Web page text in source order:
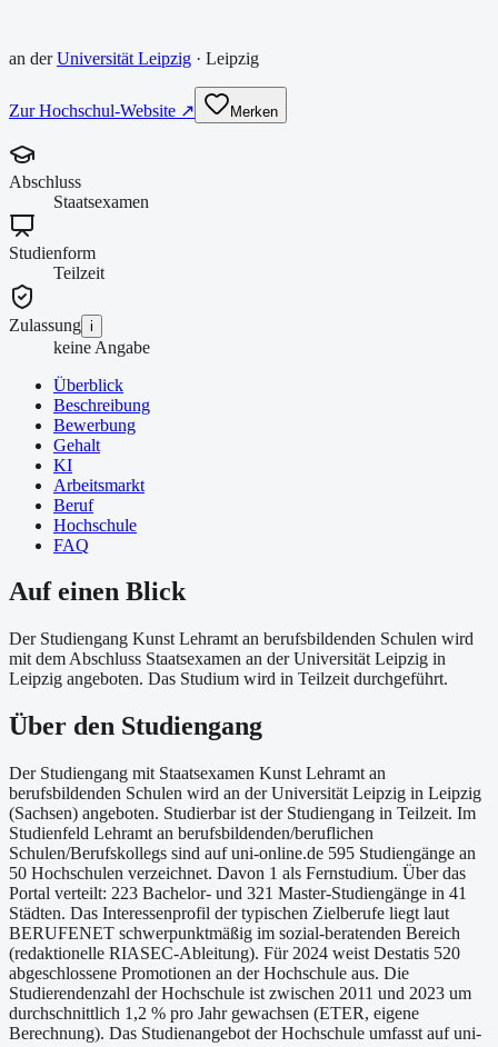
an derUniversität Leipzig · Leipzig
Zur Hochschul-Website ↗ Merken
Abschluss
Staatsexamen
Studienform
Teilzeit
Zulassung i
keine Angabe
Überblick
Beschreibung
Bewerbung
Gehalt
KI
Arbeitsmarkt
Beruf
Hochschule
FAQ
Auf einen Blick
Der Studiengang Kunst Lehramt an berufsbildenden Schulen wird
mit dem Abschluss Staatsexamen an der Universität Leipzig in
Leipzig angeboten. Das Studium wird in Teilzeit durchgeführt.
Über den Studiengang
Der Studiengang mit Staatsexamen Kunst Lehramt an
berufsbildenden Schulen wird an der Universität Leipzig in Leipzig
(Sachsen) angeboten. Studierbar ist der Studiengang in Teilzeit. Im
Studienfeld Lehramt an berufsbildenden/beruflichen
Schulen/Berufskollegs sind auf uni-online.de 595 Studiengänge an
50 Hochschulen verzeichnet. Davon 1 als Fernstudium. Über das
Portal verteilt: 223 Bachelor- und 321 Master-Studiengänge in 41
Städten. Das Interessenprofil der typischen Zielberufe liegt laut
BERUFENET schwerpunktmäßig im sozial-beratenden Bereich
(redaktionelle RIASEC-Ableitung). Für 2024 weist Destatis 520
abgeschlossene Promotionen an der Hochschule aus. Die
Studierendenzahl der Hochschule ist zwischen 2011 und 2023 um
durchschnittlich 1,2 % pro Jahr gewachsen (ETER, eigene
Berechnung). Das Studienangebot der Hochschule umfasst auf uni-